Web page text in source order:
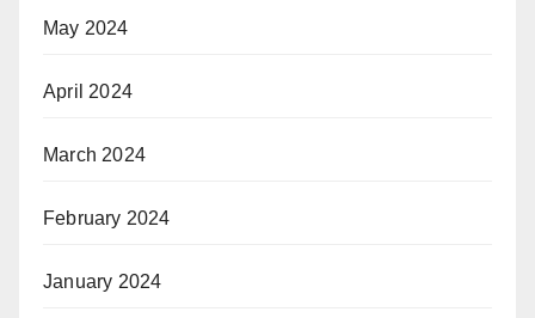
May 2024
April 2024
March 2024
February 2024
January 2024